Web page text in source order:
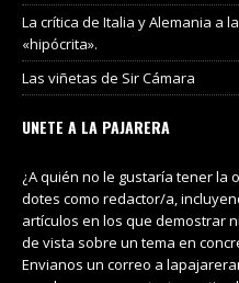
La crítica de Italia y Alemania a
«hipócrita».
Las viñetas de Sir Cámara
UNETE A LA PAJARERA
¿A quién no le gustaría tener
dotes como redactor/a,
artículos en los que demostrar
de vista sobre un tema en
Envianos un correo a